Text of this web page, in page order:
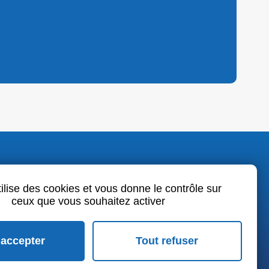
Youtube
de vente
des cookies et vous donne le contrôle sur
ceux que vous souhaitez activer
Tout refuser